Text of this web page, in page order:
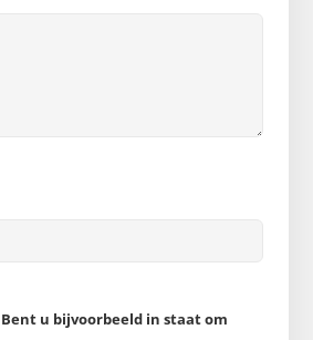
u bijvoorbeeld in staat om